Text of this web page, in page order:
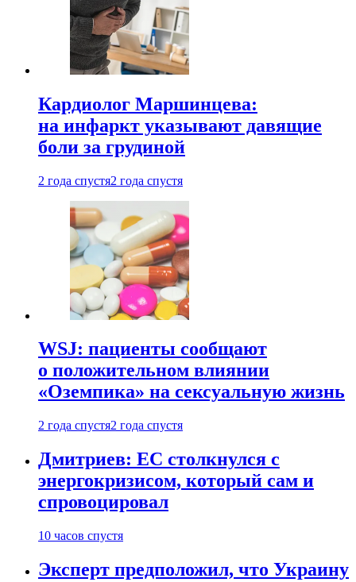
Кардиолог Маршинцева:
на инфаркт указывают давящие
боли за грудиной
2 года спустя2 года спустя
WSJ: пациенты сообщают
о положительном влиянии
«Оземпика» на сексуальную жизнь
2 года спустя2 года спустя
Дмитриев: ЕС столкнулся с
энергокризисом, который сам и
спровоцировал
10 часов спустя
Эксперт предположил, что Украину